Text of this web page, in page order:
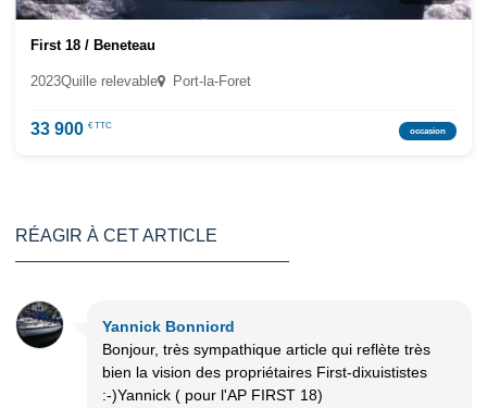
First 18 / Beneteau
2023Quille relevable Port-la-Foret
33 900 € TTC
occasion
RÉAGIR À CET ARTICLE
Yannick Bonniord
Bonjour, très sympathique article qui reflète très
bien la vision des propriétaires First-dixuististes
:-)Yannick ( pour l'AP FIRST 18)